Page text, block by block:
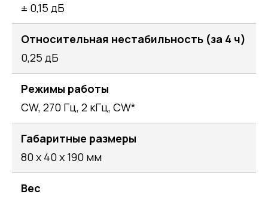
± 0,15 дБ
Относительная нестабильность (за 4 ч)
0,25 дБ
Режимы работы
CW, 270 Гц, 2 кГц, CW*
Габаритные размеры
80 х 40 х 190 мм
Вес